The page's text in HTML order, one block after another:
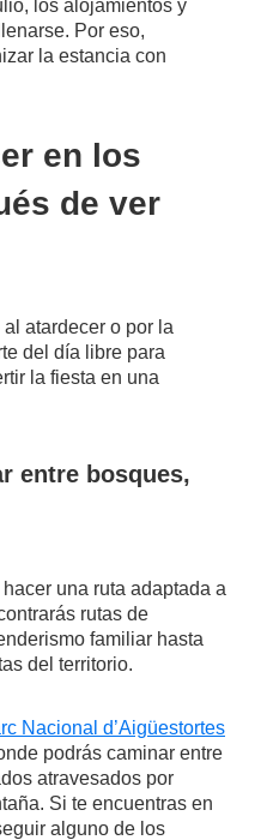
los alojamientos y
Por eso,
la estancia con
en los
de ver
atardecer o por la
del día libre para
la fiesta en una
entre bosques,
una ruta adaptada a
rutas de
familiar hasta
del territorio.
Nacional d’Aigüestortes
podrás caminar entre
atravesados por
Si te encuentras en
alguno de los